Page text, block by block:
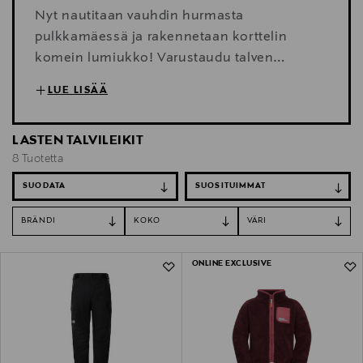
Nyt nautitaan vauhdin hurmasta
pulkkamäessä ja rakennetaan korttelin
komein lumiukko! Varustaudu talven
lumileikkeihin säänkestävillä toppavaatteilla,
kengillä ja kivoilla asusteilla.
LUE LISÄÄ
LASTEN TALVILEIKIT
8 Tuotetta
SUODATA
BRÄNDI KOKO VÄRI
ONLINE EXCLUSIVE